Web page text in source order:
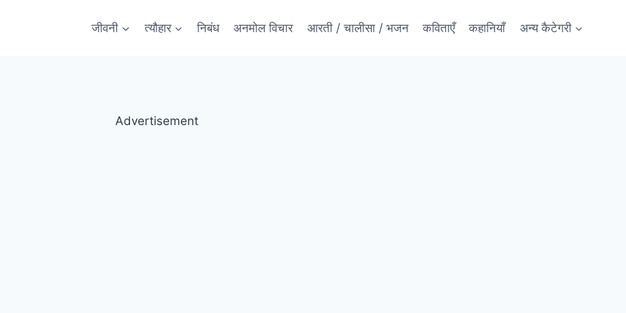
जीवनी त्यौहार निबंध अनमोल विचार आरती / चालीसा / भजन कविताएँ कहानियाँ अन्य कैटेगरी
Advertisement